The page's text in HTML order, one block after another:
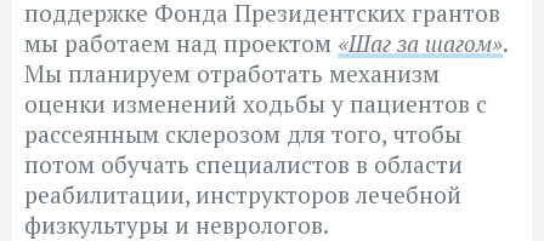
поддержке Фонда Президентских грантов
мы работаем над проектом «Шаг за шагом».
Мы планируем отработать механизм
оценки изменений ходьбы у пациентов с
рассеянным склерозом для того, чтобы
потом обучать специалистов в области
реабилитации, инструкторов лечебной
физкультуры и неврологов.